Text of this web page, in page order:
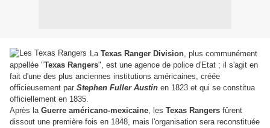
La Texas Ranger Division, plus communément
appellée "Texas Rangers", est une agence de police d'Etat ; il s'agit en
fait d'une des plus anciennes institutions américaines, créée
officieusement par Stephen Fuller Austin en 1823 et qui se constitua
officiellement en 1835.
Après la Guerre américano-mexicaine, les Texas Rangers fûrent
dissout une première fois en 1848, mais l'organisation sera reconstituée